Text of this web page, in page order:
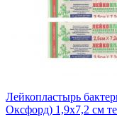
Лейкопластырь
Оксфорд) 1,9х7,2 см